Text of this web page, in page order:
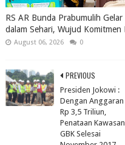
RS AR Bunda Prabumulih
dalam Sehari, Wujud Komitmen
August 06, 2026 0
PREVIOUS
Presiden Jokowi :
Dengan Anggaran
Rp 3,5 Triliun,
Penataan Kawasan
GBK Selesai